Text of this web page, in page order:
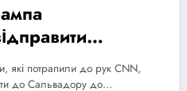
членів
до
які потрапили до рук CNN,
до Сальвадору до…